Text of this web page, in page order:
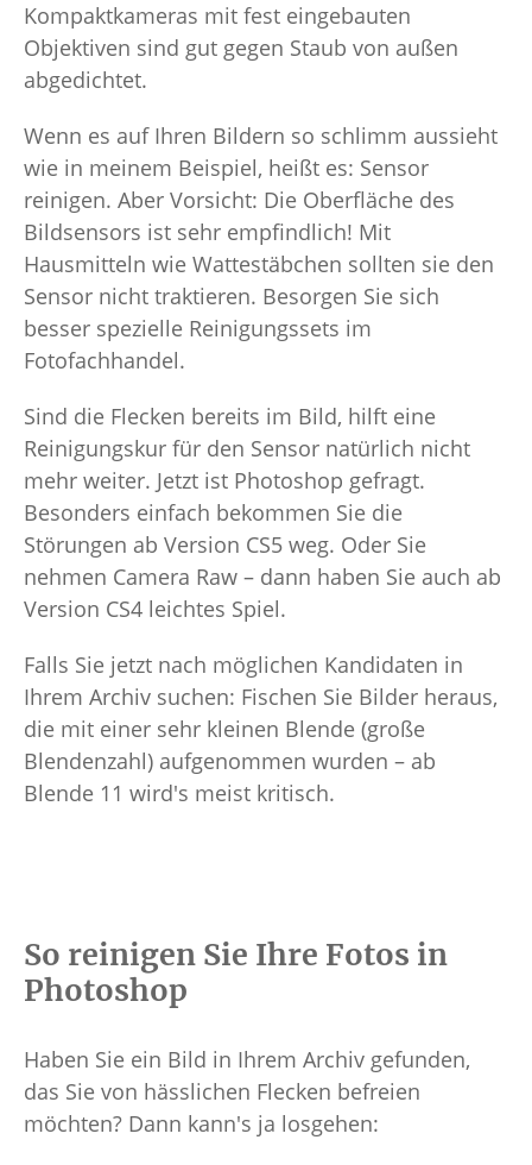
Kompaktkameras mit fest eingebauten
Objektiven sind gut gegen Staub von außen
abgedichtet.
Wenn es auf Ihren Bildern so schlimm aussieht
wie in meinem Beispiel, heißt es: Sensor
reinigen. Aber Vorsicht: Die Oberfläche des
Bildsensors ist sehr empfindlich! Mit
Hausmitteln wie Wattestäbchen sollten sie den
Sensor nicht traktieren. Besorgen Sie sich
besser spezielle Reinigungssets im
Fotofachhandel.
Sind die Flecken bereits im Bild, hilft eine
Reinigungskur für den Sensor natürlich nicht
mehr weiter. Jetzt ist Photoshop gefragt.
Besonders einfach bekommen Sie die
Störungen ab Version CS5 weg. Oder Sie
nehmen Camera Raw – dann haben Sie auch ab
Version CS4 leichtes Spiel.
Falls Sie jetzt nach möglichen Kandidaten in
Ihrem Archiv suchen: Fischen Sie Bilder heraus,
die mit einer sehr kleinen Blende (große
Blendenzahl) aufgenommen wurden – ab
Blende 11 wird's meist kritisch.
So reinigen Sie Ihre Fotos in
Photoshop
Haben Sie ein Bild in Ihrem Archiv gefunden,
das Sie von hässlichen Flecken befreien
möchten? Dann kann's ja losgehen: